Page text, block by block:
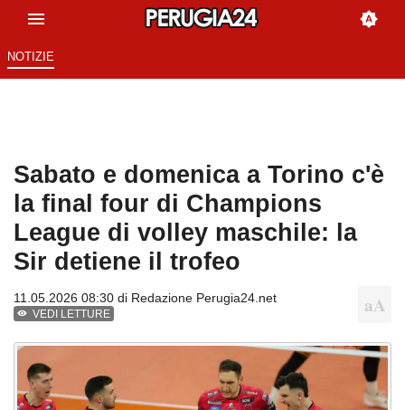
NOTIZIE
Sabato e domenica a Torino c'è
la final four di Champions
League di volley maschile: la
Sir detiene il trofeo
11.05.2026 08:30 di Redazione Perugia24.net
VEDI LETTURE